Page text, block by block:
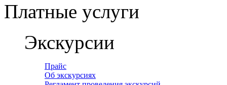
Платные услуги
Экскурсии
Прайс
Об экскурсиях